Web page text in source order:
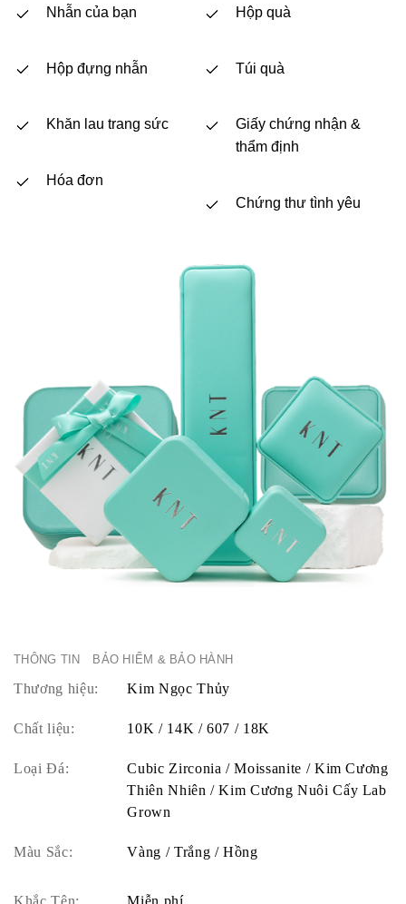
Nhẫn của bạn
Hộp đựng nhẫn
Khăn lau trang sức
Hóa đơn
Hộp quà
Túi quà
Giấy chứng nhận &
thẩm định
Chứng thư tình yêu
THÔNG TIN BẢO HIỂM & BẢO HÀNH
Thương hiệu: Kim Ngọc Thủy
Chất liệu: 10K / 14K / 607 / 18K
Loại Đá:
Cubic Zirconia / Moissanite / Kim Cương
Thiên Nhiên / Kim Cương Nuôi Cấy Lab
Grown
Màu Sắc: Vàng / Trắng / Hồng
Khắc Tên: Miễn phí